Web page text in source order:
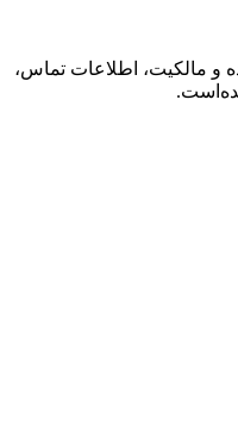
اطلاعات تماس،